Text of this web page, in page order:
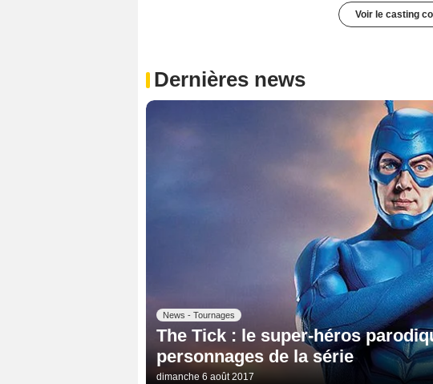
Voir le casting
Dernières news
News - Tournages
The Tick : le super-héros
personnages de la série
dimanche 6 août 2017